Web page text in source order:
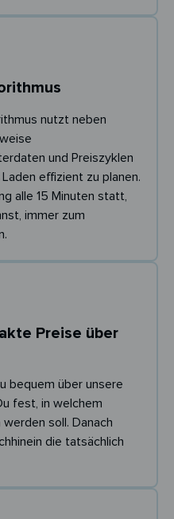
nutzt neben
und Preiszyklen
effizient zu planen.
alle 15 Minuten statt,
immer zum
Preise über
bequem über unsere
fest, in welchem
soll. Danach
die tatsächlich